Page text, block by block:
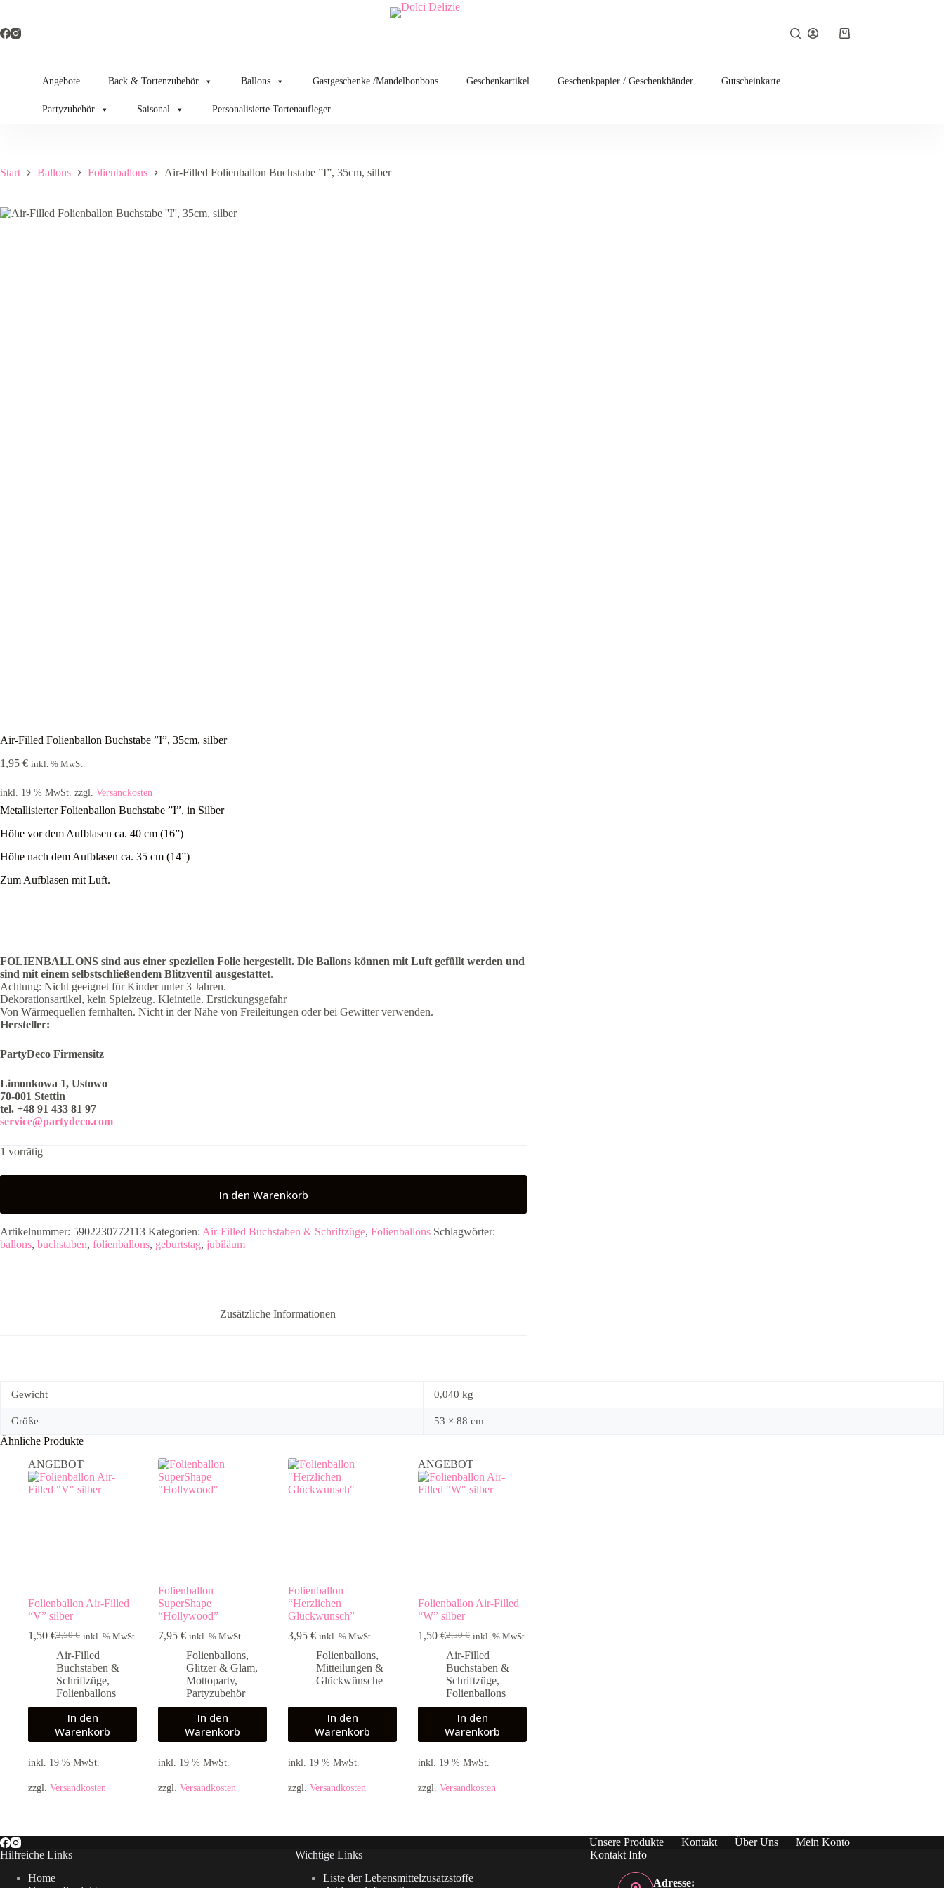
springen
Warenkorb
Angebote Back & Tortenzubehör Ballons Gastgeschenke /Mandelbonbons Geschenkartikel Geschenkpapier / Geschenkbänder Gutscheinkarte
Partyzubehör Saisonal Personalisierte Tortenaufleger
Start Ballons Folienballons Air-Filled Folienballon Buchstabe ”I”, 35cm, silber
Air-Filled Folienballon Buchstabe ”I”, 35cm, silber
1,95 € inkl. % MwSt.
inkl. 19 % MwSt. zzgl. Versandkosten
Metallisierter Folienballon Buchstabe ”I”, in Silber
Höhe vor dem Aufblasen ca. 40 cm (16”)
Höhe nach dem Aufblasen ca. 35 cm (14”)
Zum Aufblasen mit Luft.
FOLIENBALLONS sind aus einer speziellen Folie hergestellt. Die Ballons können mit Luft gefüllt werden und
sind mit einem selbstschließendem Blitzventil ausgestattet.
Achtung: Nicht geeignet für Kinder unter 3 Jahren.
Dekorationsartikel, kein Spielzeug. Kleinteile. Erstickungsgefahr
Von Wärmequellen fernhalten. Nicht in der Nähe von Freileitungen oder bei Gewitter verwenden.
Hersteller:
PartyDeco Firmensitz
Limonkowa 1, Ustowo
70-001 Stettin
tel. +48 91 433 81 97
service@partydeco.com
1 vorrätig
In den Warenkorb
Artikelnummer: 5902230772113 Kategorien: Air-Filled Buchstaben & Schriftzüge, Folienballons Schlagwörter:
ballons, buchstaben, folienballons, geburtstag, jubiläum
Zusätzliche Informationen
Gewicht 0,040 kg
Größe 53 × 88 cm
Ähnliche Produkte
ANGEBOT
Folienballon Air-Filled
“V” silber
2,50€
Ursprünglicher
Preis
war:
2,50 €
1,50 €Aktueller
Preis
ist:
1,50 €.
inkl. % MwSt.
Air-Filled
Buchstaben &
Schriftzüge,
Folienballons
In den
Warenkorb
inkl. 19 % MwSt.
zzgl. Versandkosten
Folienballon
SuperShape
“Hollywood”
7,95 € inkl. % MwSt.
Folienballons,
Glitzer & Glam,
Mottoparty,
Partyzubehör
In den
Warenkorb
inkl. 19 % MwSt.
zzgl. Versandkosten
Folienballon
“Herzlichen
Glückwunsch”
3,95 € inkl. % MwSt.
Folienballons,
Mitteilungen &
Glückwünsche
In den
Warenkorb
inkl. 19 % MwSt.
zzgl. Versandkosten
ANGEBOT
Folienballon Air-Filled
“W” silber
2,50€
Ursprünglicher
Preis
war:
2,50 €
1,50 €Aktueller
Preis
ist:
1,50 €.
inkl. % MwSt.
Air-Filled
Buchstaben &
Schriftzüge,
Folienballons
In den
Warenkorb
inkl. 19 % MwSt.
zzgl. Versandkosten
Unsere Produkte Kontakt Über Uns
Mein Konto
Hilfreiche Links
Home
Wichtige Links
Liste der Lebensmittelzusatzstoffe
Kontakt Info
Adresse: